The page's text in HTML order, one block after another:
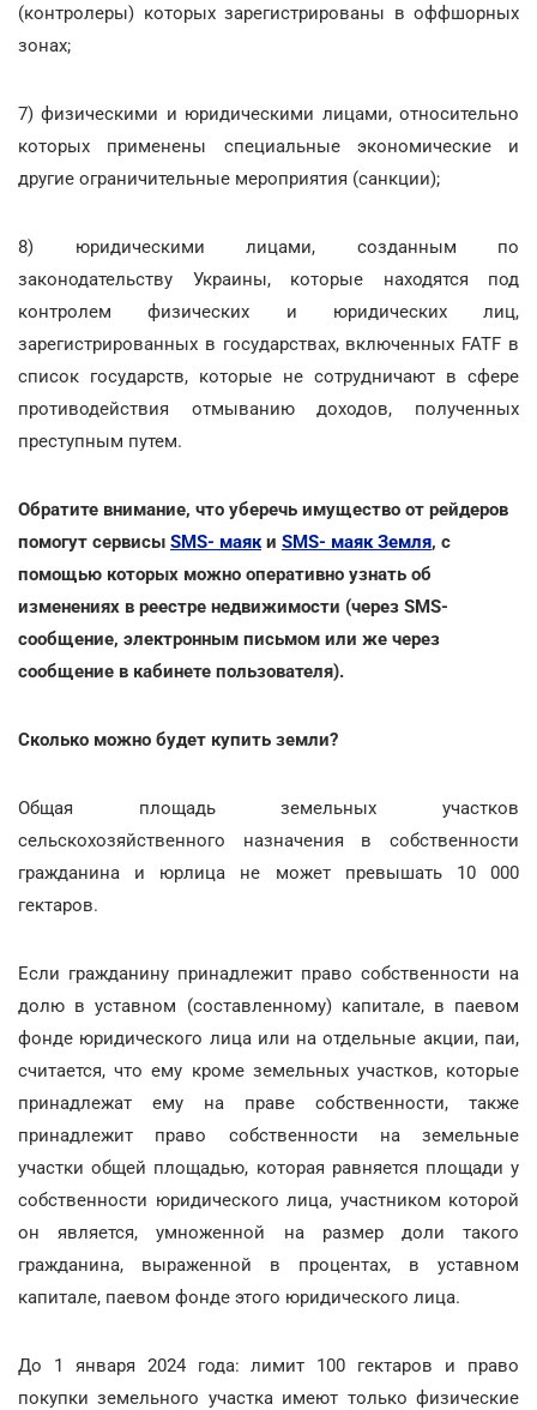
(контролеры) которых зарегистрированы в оффшорных
зонах;
7) физическими и юридическими лицами, относительно
которых применены специальные экономические и
другие ограничительные мероприятия (санкции);
8) юридическими лицами, созданным по
законодательству Украины, которые находятся под
контролем физических и юридических лиц,
зарегистрированных в государствах, включенных FATF в
список государств, которые не сотрудничают в сфере
противодействия отмыванию доходов, полученных
преступным путем.
Обратите внимание, что уберечь имущество от рейдеров
помогут сервисы SMS- маяки SMS- маяк Земля, с
помощью которых можно оперативно узнать об
изменениях в реестре недвижимости (через SMS-
сообщение, электронным письмом или же через
сообщение в кабинете пользователя).
Сколько можно будет купить земли?
Общая площадь земельных участков
сельскохозяйственного назначения в собственности
гражданина и юрлица не может превышать 10 000
гектаров.
Если гражданину принадлежит право собственности на
долю в уставном (составленному) капитале, в паевом
фонде юридического лица или на отдельные акции, паи,
считается, что ему кроме земельных участков, которые
принадлежат ему на праве собственности, также
принадлежит право собственности на земельные
участки общей площадью, которая равняется площади у
собственности юридического лица, участником которой
он является, умноженной на размер доли такого
гражданина, выраженной в процентах, в уставном
капитале, паевом фонде этого юридического лица.
До 1 января 2024 года: лимит 100 гектаров и право
покупки земельного участка имеют только физические